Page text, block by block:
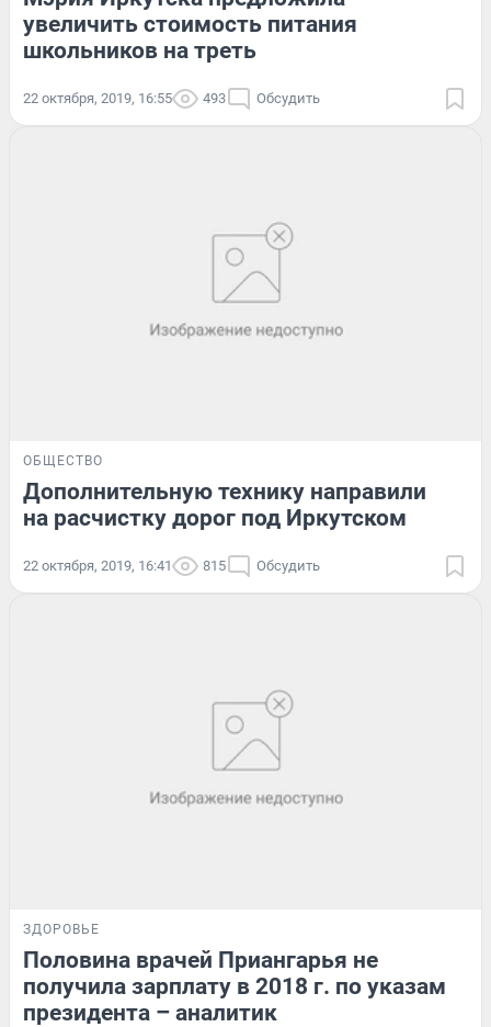
увеличить стоимость питания
школьников на треть
22 октября, 2019, 16:55 493 Обсудить
ОБЩЕСТВО
Дополнительную технику направили
на расчистку дорог под Иркутском
22 октября, 2019, 16:41 815 Обсудить
ЗДОРОВЬЕ
Половина врачей Приангарья не
получила зарплату в 2018 г. по указам
президента – аналитик